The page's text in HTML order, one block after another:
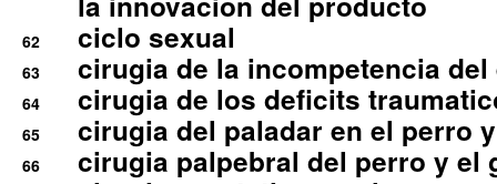
62 ciclo sexual
63 cirugia de la incompetencia
64 cirugia de los deficits
65 cirugia del paladar en el perro
66 cirugia palpebral del perro y el